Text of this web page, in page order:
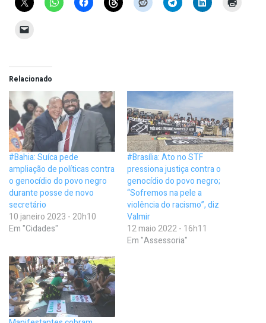
Relacionado
#Bahia: Suíca pede
ampliação de políticas contra
o genocídio do povo negro
durante posse de novo
secretário
10 janeiro 2023 - 20h10
Em "Cidades"
#Brasília: Ato no STF
pressiona justiça contra o
genocídio do povo negro;
“Sofremos na pele a
violência do racismo”, diz
Valmir
12 maio 2022 - 16h11
Em "Assessoria"